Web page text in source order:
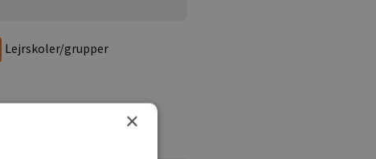
Lejrskoler/grupper
×